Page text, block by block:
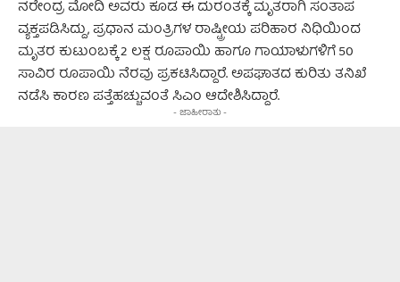
ನರೇಂದ್ರ ಮೋದಿ ಅವರು ಕೂಡ ಈ ದುರಂತಕ್ಕೆ ಮೃತರಾಗಿ ಸಂತಾಪ
ವ್ಯಕ್ತಪಡಿಸಿದ್ದು, ಪ್ರಧಾನ ಮಂತ್ರಿಗಳ ರಾಷ್ಟ್ರೀಯ ಪರಿಹಾರ ನಿಧಿಯಿಂದ
ಮೃತರ ಕುಟುಂಬಕ್ಕೆ 2 ಲಕ್ಷ ರೂಪಾಯಿ ಹಾಗೂ ಗಾಯಾಳುಗಳಿಗೆ 50
ಸಾವಿರ ರೂಪಾಯಿ ನೆರವು ಪ್ರಕಟಿಸಿದ್ದಾರೆ. ಅಪಘಾತದ ಕುರಿತು ತನಿಖೆ
ನಡೆಸಿ ಕಾರಣ ಪತ್ತೆಹಚ್ಚುವಂತೆ ಸಿಎಂ ಆದೇಶಿಸಿದ್ದಾರೆ.
- ಜಾಹೀರಾತು -